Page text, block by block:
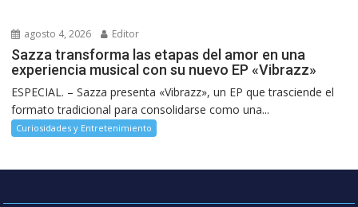
agosto 4, 2026 Editor
Sazza transforma las etapas del amor en una
experiencia musical con su nuevo EP «Vibrazz»
ESPECIAL. – Sazza presenta «Vibrazz», un EP que trasciende el
formato tradicional para consolidarse como una...
Curiosidades y Entretenimiento